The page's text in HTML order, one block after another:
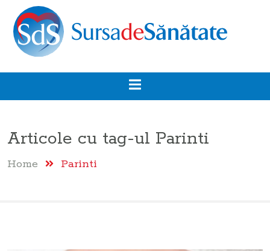
Articole cu tag-ul Parinti
Home Parinti